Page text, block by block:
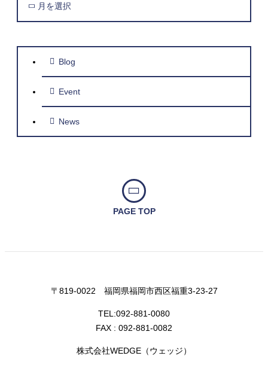
月を選択
Blog
Event
News
PAGE TOP
〒819-0022 福岡県福岡市西区福重3-23-27
TEL:092-881-0080
FAX : 092-881-0082
株式会社WEDGE（ウェッジ）